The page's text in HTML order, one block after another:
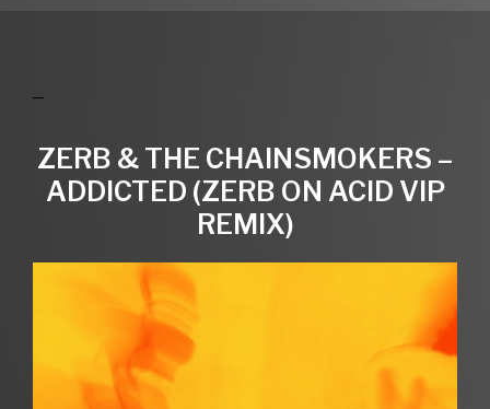
ZERB & THE CHAINSMOKERS –
ADDICTED (ZERB ON ACID VIP
REMIX)